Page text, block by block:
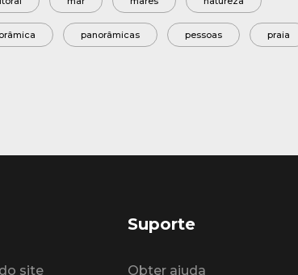
panorâmicas pessoas praia
site
Suporte
Obter ajuda